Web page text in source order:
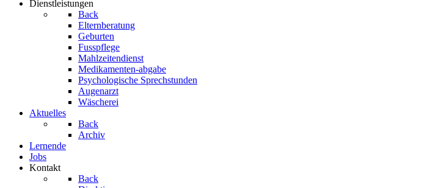
Dienstleistungen
Back
Elternberatung
Geburten
Fusspflege
Mahlzeitendienst
Medikamenten-abgabe
Psychologische Sprechstunden
Augenarzt
Wäscherei
Aktuelles
Back
Archiv
Lernende
Jobs
Kontakt
Back